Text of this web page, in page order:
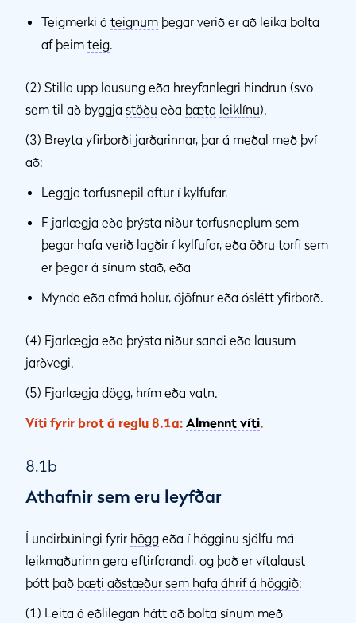
Teigmerki á teignum þegar verið er að leika bolta
af þeim teig.
(2) Stilla upp lausung eða hreyfanlegri hindrun (svo
sem til að byggja stöðu eða bæta leiklínu).
(3) Breyta yfirborði jarðarinnar, þar á meðal með því
að:
Leggja torfusnepil aftur í kylfufar,
F jarlægja eða þrýsta niður torfusneplum sem
þegar hafa verið lagðir í kylfufar, eða öðru torfi sem
er þegar á sínum stað, eða
Mynda eða afmá holur, ójöfnur eða óslétt yfirborð.
(4) Fjarlægja eða þrýsta niður sandi eða lausum
jarðvegi.
(5) Fjarlægja dögg, hrím eða vatn.
Víti fyrir brot á reglu 8.1a: Almennt víti.
8.1b
Athafnir sem eru leyfðar
Í undirbúningi fyrir högg eða í högginu sjálfu má
leikmaðurinn gera eftirfarandi, og það er vítalaust
þótt það bæti aðstæður sem hafa áhrif á höggið:
(1) Leita á eðlilegan hátt að bolta sínum með